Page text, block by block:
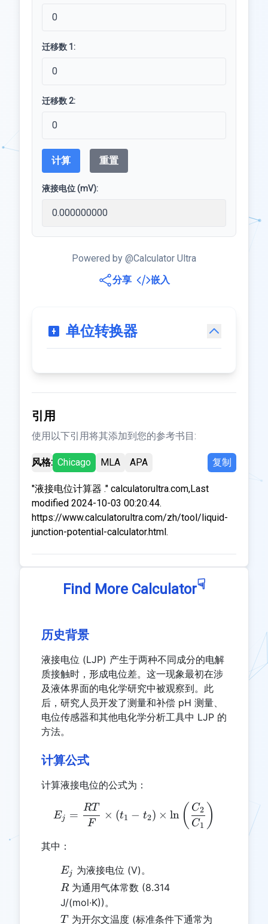
迁移数 1:
迁移数 2:
计算 重置
液接电位 (mV):
Powered by @Calculator Ultra
分享
嵌入
单位转换器
引用
使用以下引用将其添加到您的参考书目:
风格: Chicago MLA APA 复制
"液接电位计算器 ." calculatorultra.com,Last
modified 2024-10-03 00:20:44.
https://www.calculatorultra.com/zh/tool/liquid-
junction-potential-calculator.html.
Find More Calculator☟
历史背景
液接电位 (LJP) 产生于两种不同成分的电解
质接触时，形成电位差。这一现象最初在涉
及液体界面的电化学研究中被观察到。此
后，研究人员开发了测量和补偿 pH 测量、
电位传感器和其他电化学分析工具中 LJP 的
方法。
计算公式
计算液接电位的公式为：
E_j = \frac{RT}{F}
Ej =
F
RT
× (t1 − t2) × ln ( C1
C2 )
其中：
E_j
Ej 为液接电位 (V)。
R
R为通用气体常数 (8.314
J/(mol·K))。
T
T 为开尔文温度 (标准条件下通常为